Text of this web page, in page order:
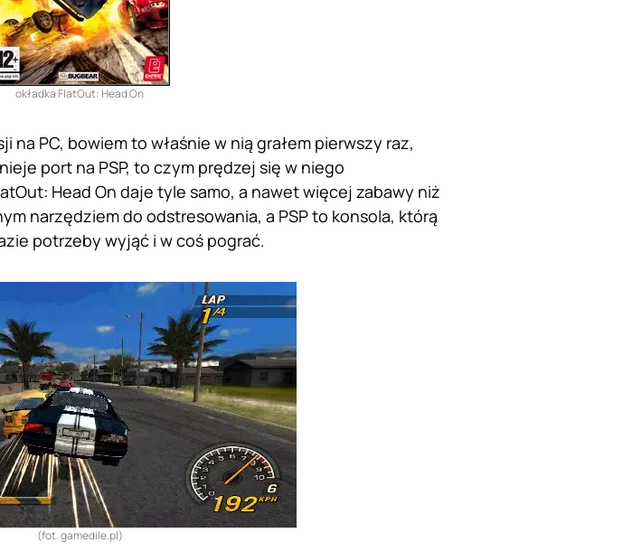
okładka FlatOut: Head On
na PC, bowiem to właśnie w nią grałem pierwszy raz,
port na PSP, to czym prędzej się w niego
Head On daje tyle samo, a nawet więcej zabawy niż
narzędziem do odstresowania, a PSP to konsola, którą
potrzeby wyjąć i w coś pograć.
(fot. gamedile.pl)